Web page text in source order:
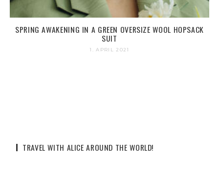
SPRING AWAKENING IN A GREEN OVERSIZE WOOL HOPSACK
SUIT
1. APRIL 2021
TRAVEL WITH ALICE AROUND THE WORLD!